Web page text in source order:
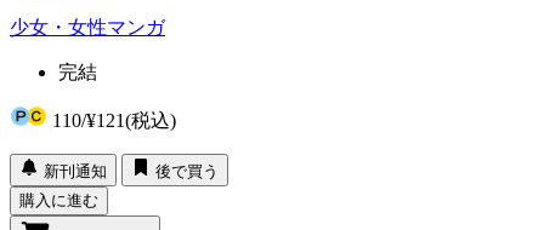
少女・女性マンガ
完結
110/¥121(税込)
新刊通知
後で買う
購入に進む